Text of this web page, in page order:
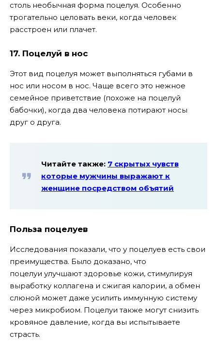
столь необычная форма поцелуя. Особенно
трогательно целовать веки, когда человек
расстроен или плачет.
17. Поцелуй в нос
Этот вид поцелуя может выполняться губами в
нос или носом в нос. Чаще всего это нежное
семейное приветствие (похоже на поцелуй
бабочки), когда два человека потирают носы
друг о друга.
Читайте также: 7 скрытых чувств
которые мужчины выражают к
женщине посредством объятий
Польза поцелуев
Исследования показали, что у поцелуев есть свои
преимущества. Было доказано, что
поцелуи улучшают здоровье кожи, стимулируя
выработку коллагена и сжигая калории, а обмен
слюной может даже усилить иммунную систему
через микробиом. Поцелуи также могут снизить
кровяное давление, когда вы испытываете
страсть.